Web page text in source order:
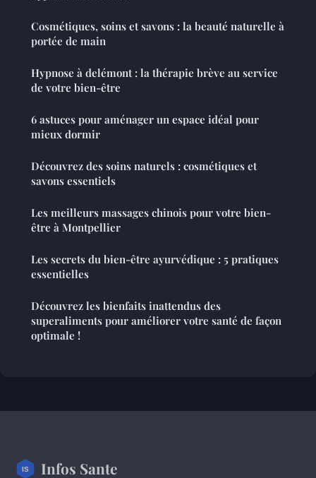
Cosmétiques, soins et savons : la beauté naturelle à
portée de main
Hypnose à delémont : la thérapie brève au service
de votre bien-être
6 astuces pour aménager un espace idéal pour
mieux dormir
Découvrez des soins naturels : cosmétiques et
savons essentiels
Les meilleurs massages chinois pour votre bien-
être à Montpellier
Les secrets du bien-être ayurvédique : 5 pratiques
essentielles
Découvrez les bienfaits inattendus des
superaliments pour améliorer votre santé de façon
optimale !
Infos Sante